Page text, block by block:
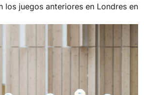
los juegos anteriores en Londres en